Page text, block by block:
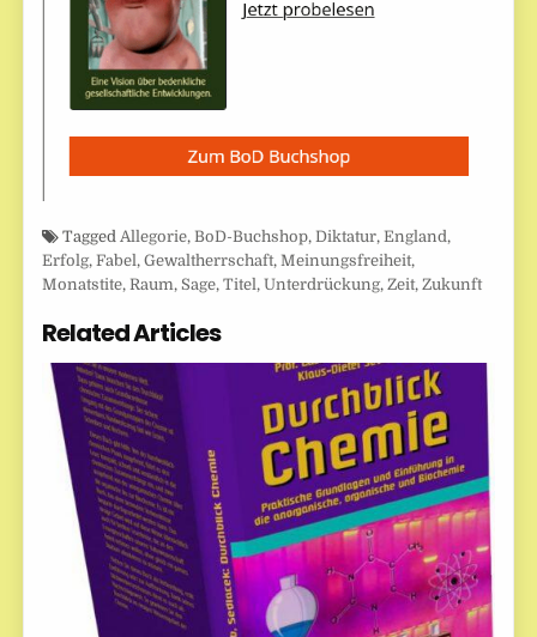
Tagged Allegorie, BoD-Buchshop, Diktatur,England ,
Erfolg,Fabel ,Gewaltherrschaft, Meinungsfreiheit,
Monatstite, Raum, Sage,Titel ,Unterdrückung, Zeit, Zukunft
Related Articles